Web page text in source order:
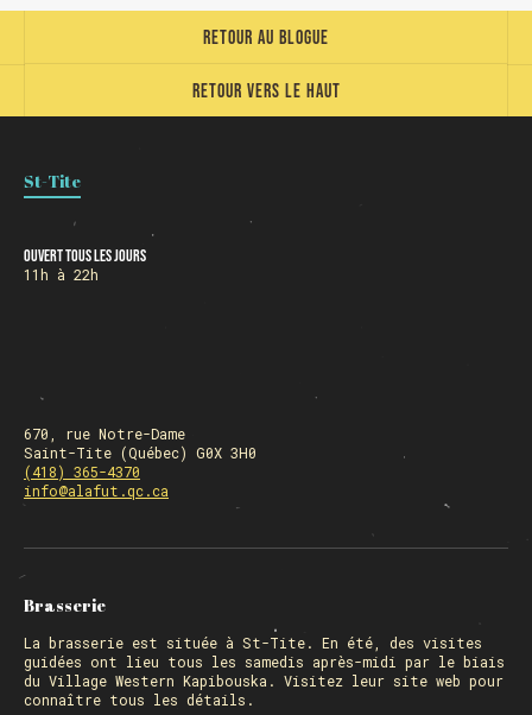
Retour vers le haut
Retour au blogue
St-Tite
Ouvert tous les jours
11h à 22h
670, rue Notre-Dame
Saint-Tite (Québec) G0X 3H0
(418) 365-4370
info@alafut.qc.ca
Brasserie
La brasserie est située à St-Tite. En été, des visites
guidées ont lieu tous les samedis après-midi par le biais
du Village Western Kapibouska. Visitez leur site web pour
connaître tous les détails.
FERMÉ 31 déc. et 01 janvier